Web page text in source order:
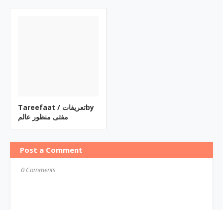
Tareefaat / تعریفاتby
مفتی منظور عالم
Post a Comment
0 Comments